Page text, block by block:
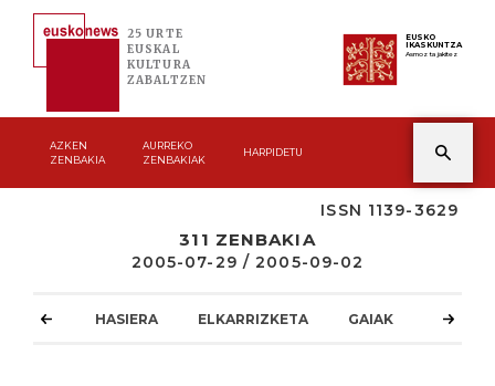
25 URTE
EUSKAL
KULTURA
ZABALTZEN
EUSKO
IKASKUNTZA
Asmoz ta jakitez
AZKEN
ZENBAKIA
AURREKO
ZENBAKIAK
HARPIDETU
ISSN 1139-3629
311 ZENBAKIA
2005-07-29 / 2005-09-02
HASIERA ELKARRIZKETA GAIAK